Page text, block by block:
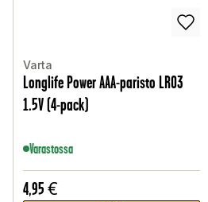
Varta
Longlife Power AAA-paristo LR03
1.5V (4-pack)
Varastossa
4,95 €